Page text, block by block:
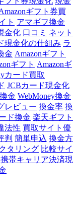
ギフト券買
ト アマギフ換金
金化 口コミ ネット
現金化の仕組み ラ
金 Amazonギフト
ギフト Amazonギ
カード買取
JCBカード現金化
金 WebMoney換金
レビュー 換金率 換
ド換金 楽天ギフト
法性 買取サイト優
判 簡単申込 換金方
タリング 比較サイ
携帯キャリア決済現